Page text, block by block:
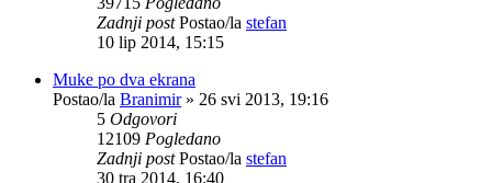
Zadnji postPostao/la stefan
10 lip 2014, 15:15
Muke po dva ekrana
Postao/la Branimir» 26 svi 2013, 19:16
5 Odgovori
12109 Pogledano
Zadnji postPostao/la stefan
30 tra 2014, 16:40